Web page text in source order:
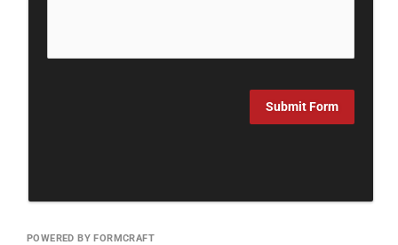
Submit Form
POWERED BY FORMCRAFT